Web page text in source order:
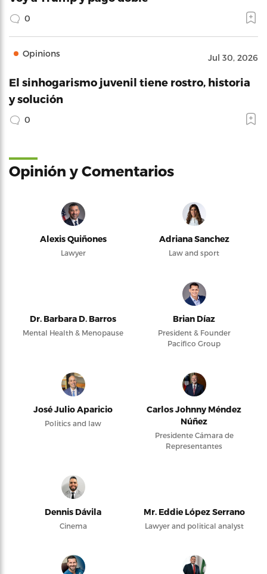
0
Opinions Jul 30, 2026
El sinhogarismo juvenil tiene rostro, historia
y solución
0
Opinión y Comentarios
Alexis Quiñones
Lawyer
Adriana Sanchez
Law and sport
Dr. Barbara D. Barros
Mental Health & Menopause
Brian Díaz
President & Founder
Pacifico Group
José Julio Aparicio
Politics and law
Carlos Johnny Méndez
Núñez
Presidente Cámara de
Representantes
Dennis Dávila
Cinema
Mr. Eddie López Serrano
Lawyer and political analyst